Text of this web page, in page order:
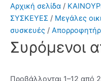
Αρχική σελίδα /
ΣΥΣΚΕΥΕΣ / Μεγάλες
συσκευές /
Συρόμενοι
Προβάλλονται 1–12 από